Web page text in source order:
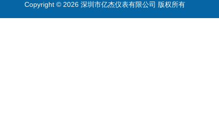
Copyright © 2026 深圳市亿杰仪表有限公司 版权所有